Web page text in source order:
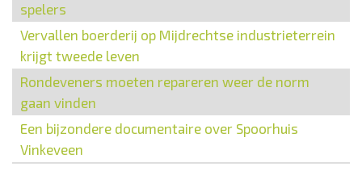
spelers
Vervallen boerderij op Mijdrechtse industrieterrein
krijgt tweede leven
Rondeveners moeten repareren weer de norm
gaan vinden
Een bijzondere documentaire over Spoorhuis
Vinkeveen